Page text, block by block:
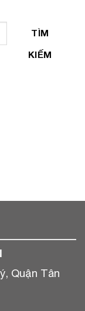
TÌM
KIẾM
Quận Tân